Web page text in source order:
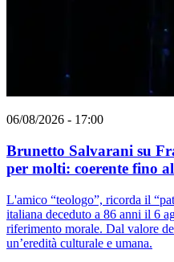
06/08/2026 - 17:00
Brunetto Salvarani su
per molti: coerente fino
L'amico “teologo”, ricorda il
italiana deceduto a 86 anni il 6
riferimento morale. Dal valore
un’eredità culturale e umana.